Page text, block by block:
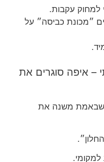
למחוק עקבות.
״מכונת כביסה״ על
– איפה סוגרים את
שבאמת משנה את
למקומי.